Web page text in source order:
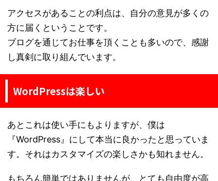
アクセスがあることの利点は、自分の意見が多くの
方に届くということです。
ブログを通じてお仕事を頂くことも多いので、感謝
し真剣に取り組んでいます。
WordPressは楽しい
あとこれは使い手にもよりますが、僕は
『WordPress』にして本当に良かったと思っていま
す。それはカスタマイズの楽しさかも知れません。
もちろん簡単ではありませんが、とても自由度が高